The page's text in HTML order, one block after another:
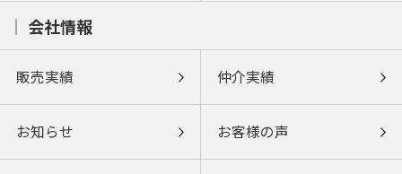
会社情報
販売実績 仲介実績
お知らせ お客様の声